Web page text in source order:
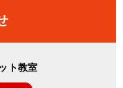
ト教室